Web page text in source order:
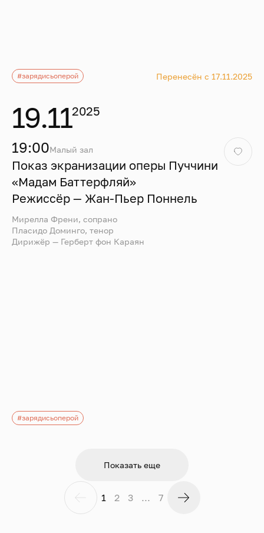
Перенесён с 17.11.2025
#зарядисьоперой
19.112025
19:00Малый зал
Показ экранизации оперы Пуччини
«Мадам Баттерфляй»
Режиссёр — Жан-Пьер Поннель
Мирелла Френи, сопрано
Пласидо Доминго, тенор
Дирижёр — Герберт фон Караян
#зарядисьоперой
Показать еще
1 2 3 ... 7